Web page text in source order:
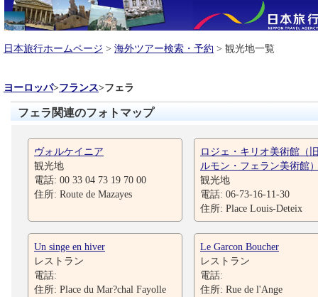
日本旅行ホームページ > 海外ツアー検索・予約 > 観光地一覧
ヨーロッパ>フランス>フェラ
フェラ関連のフォトマップ
ヴォルケイニア
観光地
電話: 00 33 04 73 19 70 00
住所: Route de Mazayes
ロジェ・キリオ美術館（
ルモン・フェラン美術館
観光地
電話: 06-73-16-11-30
住所: Place Louis-Deteix
Un singe en hiver
レストラン
電話:
住所: Place du Mar?chal Fayolle
Le Garcon Boucher
レストラン
電話:
住所: Rue de l'Ange